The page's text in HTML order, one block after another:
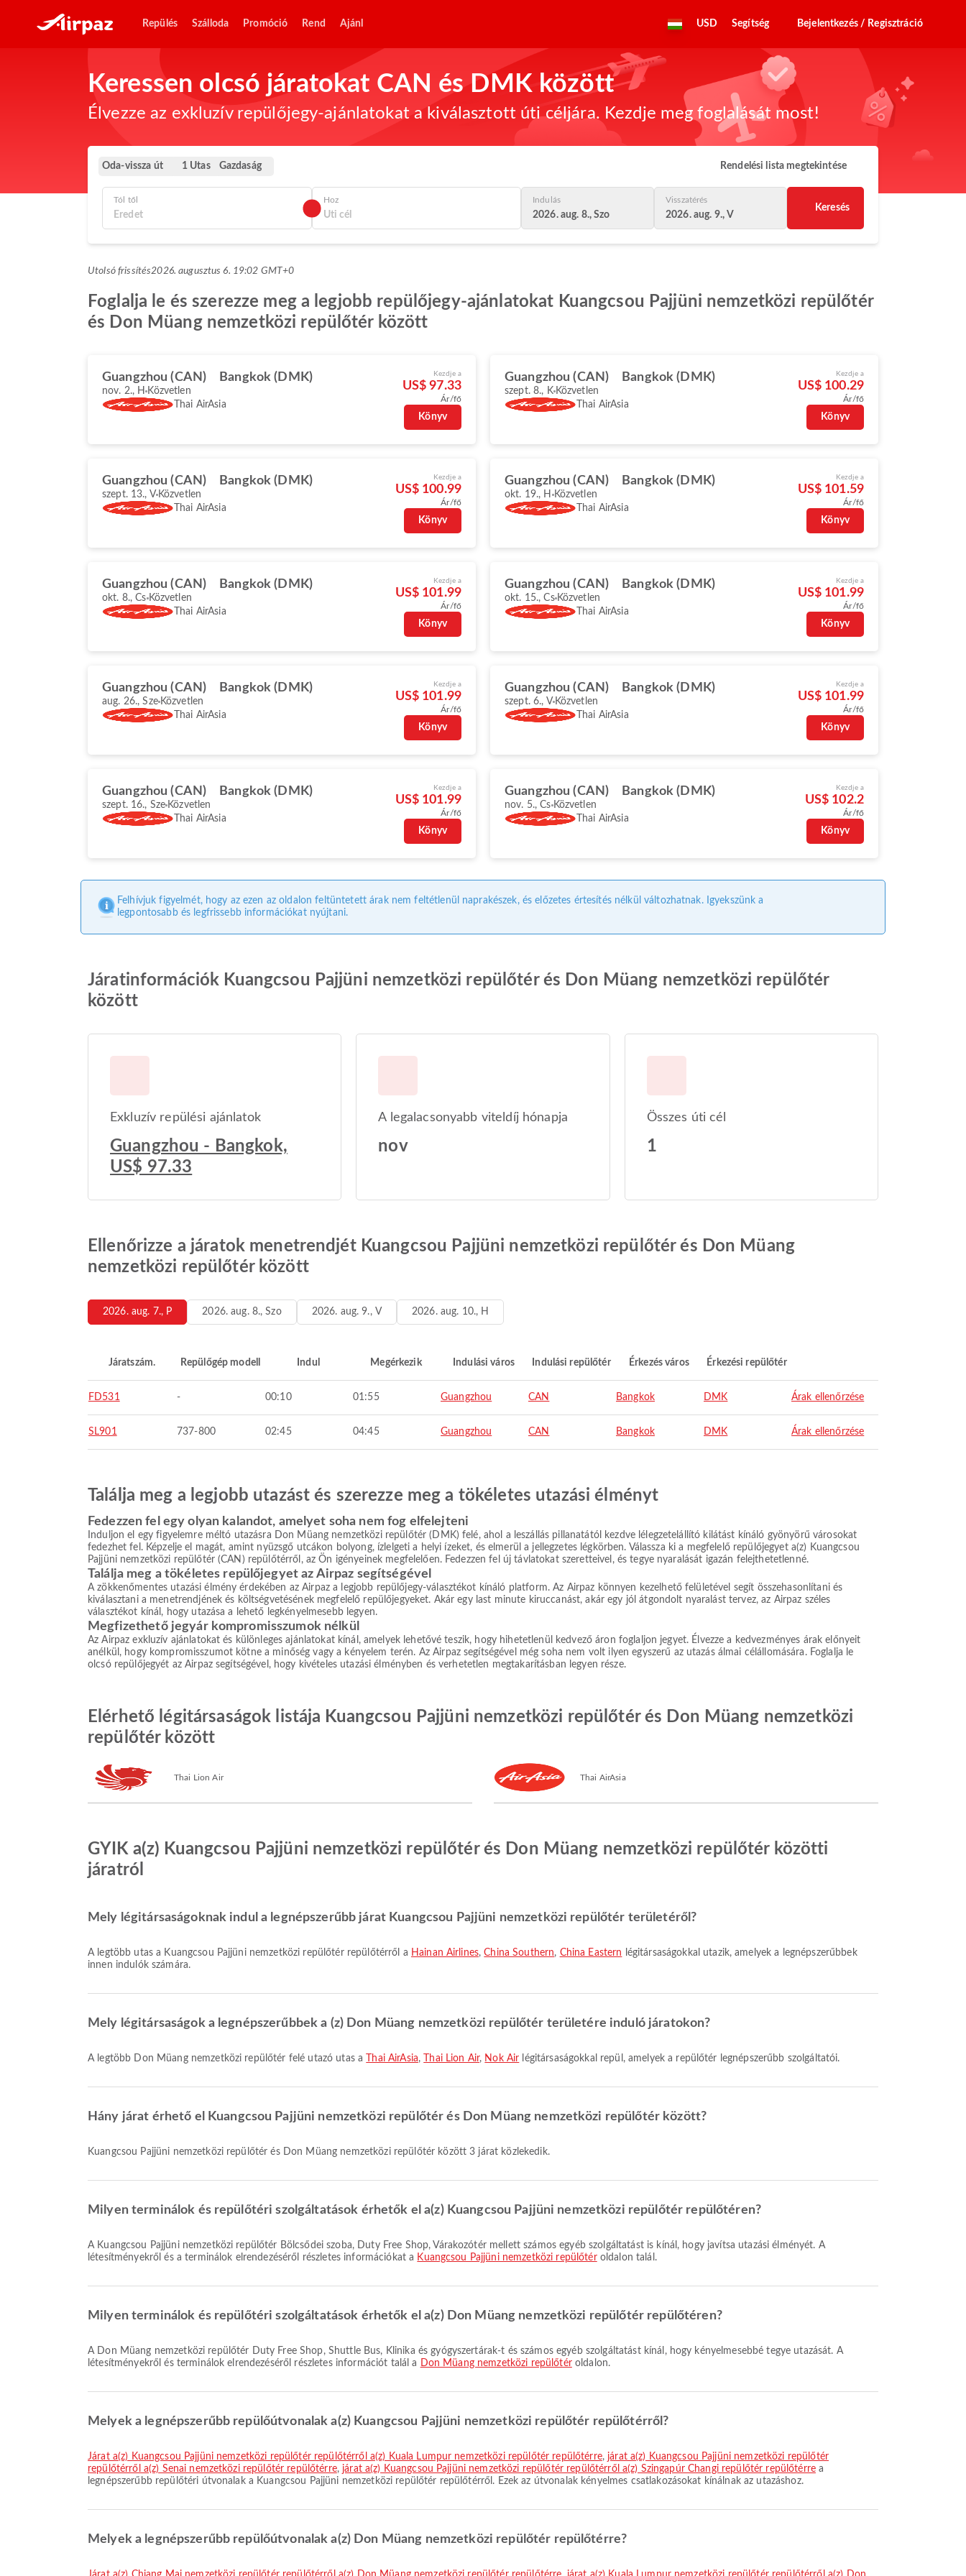
Repülés Szálloda Promóció Rend Ajánl USD Segítség Bejelentkezés / Regisztráció
Keressen olcsó járatokat CAN és DMK között
Élvezze az exkluzív repülőjegy-ajánlatokat a kiválasztott úti céljára. Kezdje meg foglalását most!
Oda-vissza út 1 Utas Gazdaság Rendelési lista megtekintése
Tól től Hoz Indulás
2026. aug. 8., Szo
Visszatérés
2026. aug. 9., V
Keresés
Utolsó frissítés2026. augusztus 6. 19:02 GMT+0
Foglalja le és szerezze meg a legjobb repülőjegy-ajánlatokat Kuangcsou Pajjüni nemzetközi repülőtér
és Don Müang nemzetközi repülőtér között
Guangzhou (CAN) Bangkok (DMK)
nov. 2., H Közvetlen
Thai AirAsia
Kezdje a
US$ 97.33
Ár/fő
Könyv
Guangzhou (CAN) Bangkok (DMK)
szept. 8., K Közvetlen
Thai AirAsia
Kezdje a
US$ 100.29
Ár/fő
Könyv
Guangzhou (CAN) Bangkok (DMK)
szept. 13., V Közvetlen
Thai AirAsia
Kezdje a
US$ 100.99
Ár/fő
Könyv
Guangzhou (CAN) Bangkok (DMK)
okt. 19., H Közvetlen
Thai AirAsia
Kezdje a
US$ 101.59
Ár/fő
Könyv
Guangzhou (CAN) Bangkok (DMK)
okt. 8., Cs Közvetlen
Thai AirAsia
Kezdje a
US$ 101.99
Ár/fő
Könyv
Guangzhou (CAN) Bangkok (DMK)
okt. 15., Cs Közvetlen
Thai AirAsia
Kezdje a
US$ 101.99
Ár/fő
Könyv
Guangzhou (CAN) Bangkok (DMK)
aug. 26., Sze Közvetlen
Thai AirAsia
Kezdje a
US$ 101.99
Ár/fő
Könyv
Guangzhou (CAN) Bangkok (DMK)
szept. 6., V Közvetlen
Thai AirAsia
Kezdje a
US$ 101.99
Ár/fő
Könyv
Guangzhou (CAN) Bangkok (DMK)
szept. 16., Sze Közvetlen
Thai AirAsia
Kezdje a
US$ 101.99
Ár/fő
Könyv
Guangzhou (CAN) Bangkok (DMK)
nov. 5., Cs Közvetlen
Thai AirAsia
Kezdje a
US$ 102.2
Ár/fő
Könyv
Felhívjuk figyelmét, hogy az ezen az oldalon feltüntetett árak nem feltétlenül naprakészek, és előzetes értesítés nélkül változhatnak. Igyekszünk a
legpontosabb és legfrissebb információkat nyújtani.
Járatinformációk Kuangcsou Pajjüni nemzetközi repülőtér és Don Müang nemzetközi repülőtér
között
Exkluzív repülési ajánlatok
Guangzhou - Bangkok,
US$ 97.33
A legalacsonyabb viteldíj hónapja
nov
Összes úti cél
1
Ellenőrizze a járatok menetrendjét Kuangcsou Pajjüni nemzetközi repülőtér és Don Müang
nemzetközi repülőtér között
2026. aug. 7., P 2026. aug. 8., Szo 2026. aug. 9., V 2026. aug. 10., H
Járatszám. Repülőgép modell Indul Megérkezik Indulási város Indulási repülőtér Érkezés város Érkezési repülőtér
FD531 - 00:10 01:55 Guangzhou CAN Bangkok DMK Árak ellenőrzése
SL901 737-800 02:45 04:45 Guangzhou CAN Bangkok DMK Árak ellenőrzése
Találja meg a legjobb utazást és szerezze meg a tökéletes utazási élményt
Fedezzen fel egy olyan kalandot, amelyet soha nem fog elfelejteni
Induljon el egy figyelemre méltó utazásra Don Müang nemzetközi repülőtér (DMK) felé, ahol a leszállás pillanatától kezdve lélegzetelállító kilátást kínáló gyönyörű városokat
fedezhet fel. Képzelje el magát, amint nyüzsgő utcákon bolyong, ízlelgeti a helyi ízeket, és elmerül a jellegzetes légkörben. Válassza ki a megfelelő repülőjegyet a(z) Kuangcsou
Pajjüni nemzetközi repülőtér (CAN) repülőtérről, az Ön igényeinek megfelelően. Fedezzen fel új távlatokat szeretteivel, és tegye nyaralását igazán felejthetetlenné.
Találja meg a tökéletes repülőjegyet az Airpaz segítségével
A zökkenőmentes utazási élmény érdekében az Airpaz a legjobb repülőjegy-választékot kínáló platform. Az Airpaz könnyen kezelhető felületével segít összehasonlítani és
kiválasztani a menetrendjének és költségvetésének megfelelő repülőjegyeket. Akár egy last minute kiruccanást, akár egy jól átgondolt nyaralást tervez, az Airpaz széles
választékot kínál, hogy utazása a lehető legkényelmesebb legyen.
Megfizethető jegyár kompromisszumok nélkül
Az Airpaz exkluzív ajánlatokat és különleges ajánlatokat kínál, amelyek lehetővé teszik, hogy hihetetlenül kedvező áron foglaljon jegyet. Élvezze a kedvezményes árak előnyeit
anélkül, hogy kompromisszumot kötne a minőség vagy a kényelem terén. Az Airpaz segítségével még soha nem volt ilyen egyszerű az utazás álmai célállomására. Foglalja le
olcsó repülőjegyét az Airpaz segítségével, hogy kivételes utazási élményben és verhetetlen megtakarításban legyen része.
Elérhető légitársaságok listája Kuangcsou Pajjüni nemzetközi repülőtér és Don Müang nemzetközi
repülőtér között
Thai Lion Air Thai AirAsia
GYIK a(z) Kuangcsou Pajjüni nemzetközi repülőtér és Don Müang nemzetközi repülőtér közötti
járatról
Mely légitársaságoknak indul a legnépszerűbb járat Kuangcsou Pajjüni nemzetközi repülőtér területéről?
A legtöbb utas a Kuangcsou Pajjüni nemzetközi repülőtér repülőtérről a Hainan Airlines,China Southern, China Eastern
légitársaságokkal utazik, amelyek a legnépszerűbbek
innen indulók számára.
Mely légitársaságok a legnépszerűbbek a (z) Don Müang nemzetközi repülőtér területére induló járatokon?
A legtöbb Don Müang nemzetközi repülőtér felé utazó utas a Thai AirAsia, Thai Lion Air, Nok Air légitársaságokkal repül, amelyek a repülőtér legnépszerűbb szolgáltatói.
Hány járat érhető el Kuangcsou Pajjüni nemzetközi repülőtér és Don Müang nemzetközi repülőtér között?
Kuangcsou Pajjüni nemzetközi repülőtér és Don Müang nemzetközi repülőtér között 3 járat közlekedik.
Milyen terminálok és repülőtéri szolgáltatások érhetők el a(z) Kuangcsou Pajjüni nemzetközi repülőtér repülőtéren?
A Kuangcsou Pajjüni nemzetközi repülőtér Bölcsődei szoba, Duty Free Shop, Várakozótér mellett számos egyéb szolgáltatást is kínál, hogy javítsa utazási élményét. A
létesítményekről és a terminálok elrendezéséről részletes információkat a Kuangcsou Pajjüni nemzetközi repülőtéroldalon talál.
Milyen terminálok és repülőtéri szolgáltatások érhetők el a(z) Don Müang nemzetközi repülőtér repülőtéren?
A Don Müang nemzetközi repülőtér Duty Free Shop, Shuttle Bus, Klinika és gyógyszertárak-t és számos egyéb szolgáltatást kínál, hogy kényelmesebbé tegye utazását. A
létesítményekről és terminálok elrendezéséről részletes információt talál a Don Müang nemzetközi repülőtéroldalon.
Melyek a legnépszerűbb repülőútvonalak a(z) Kuangcsou Pajjüni nemzetközi repülőtér repülőtérről?
járat a(z) Kuangcsou Pajjüni nemzetközi repülőtér repülőtérről a(z) Kuala Lumpur nemzetközi repülőtér repülőtérre, járat a(z) Kuangcsou Pajjüni nemzetközi repülőtér
repülőtérről a(z) Senai nemzetközi repülőtér repülőtérre, járat a(z) Kuangcsou Pajjüni nemzetközi repülőtér repülőtérről a(z) Szingapúr Changi repülőtér repülőtérrea
legnépszerűbb repülőtéri útvonalak a Kuangcsou Pajjüni nemzetközi repülőtér repülőtérről. Ezek az útvonalak kényelmes csatlakozásokat kínálnak az utazáshoz.
Melyek a legnépszerűbb repülőútvonalak a(z) Don Müang nemzetközi repülőtér repülőtérre?